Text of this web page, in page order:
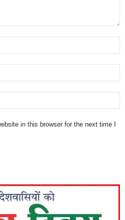
in this browser for the next time I